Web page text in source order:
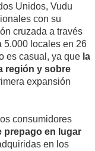
Unidos, Vudu
con su
cruzada a través
5.000 locales en 26
es casual, ya que la
región y sobre
expansión
consumidores
prepago en lugar
en los